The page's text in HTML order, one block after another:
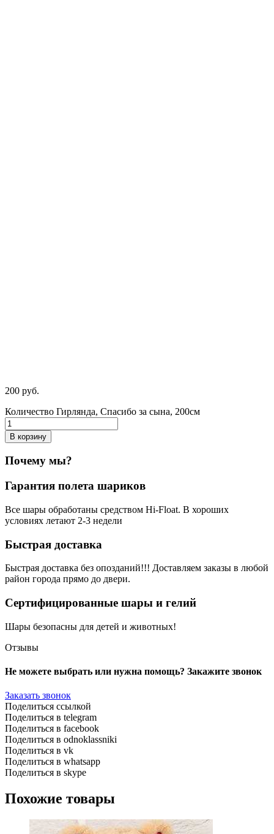
200 руб.
Количество Гирлянда, Спасибо за сына, 200см
В корзину
Почему мы?
Гарантия полета шариков
Все шары обработаны средством Hi-Float. В хороших
условиях летают 2-3 недели
Быстрая доставка
Быстрая доставка без опозданий!!! Доставляем заказы в любой
район города прямо до двери.
Сертифицированные шары и гелий
Шары безопасны для детей и животных!
Отзывы
Не можете выбрать или нужна помощь? Закажите звонок
Заказать звонок
Поделиться ссылкой
Поделиться в telegram
Поделиться в facebook
Поделиться в odnoklassniki
Поделиться в vk
Поделиться в whatsapp
Поделиться в skype
Похожие товары